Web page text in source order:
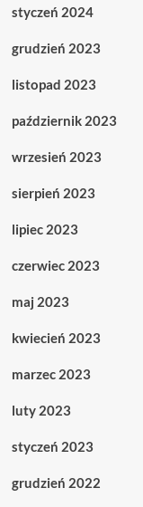
styczeń 2024
grudzień 2023
listopad 2023
październik 2023
wrzesień 2023
sierpień 2023
lipiec 2023
czerwiec 2023
maj 2023
kwiecień 2023
marzec 2023
luty 2023
styczeń 2023
grudzień 2022